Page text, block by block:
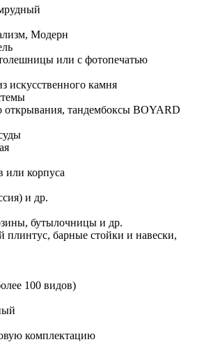
Модерн
или с фотопечатью
искусственного камня
тандембоксы BOYARD
или корпуса
и др.
бутылочницы и др.
плинтус, барные стойки и навески,
100 видов)
комплектацию